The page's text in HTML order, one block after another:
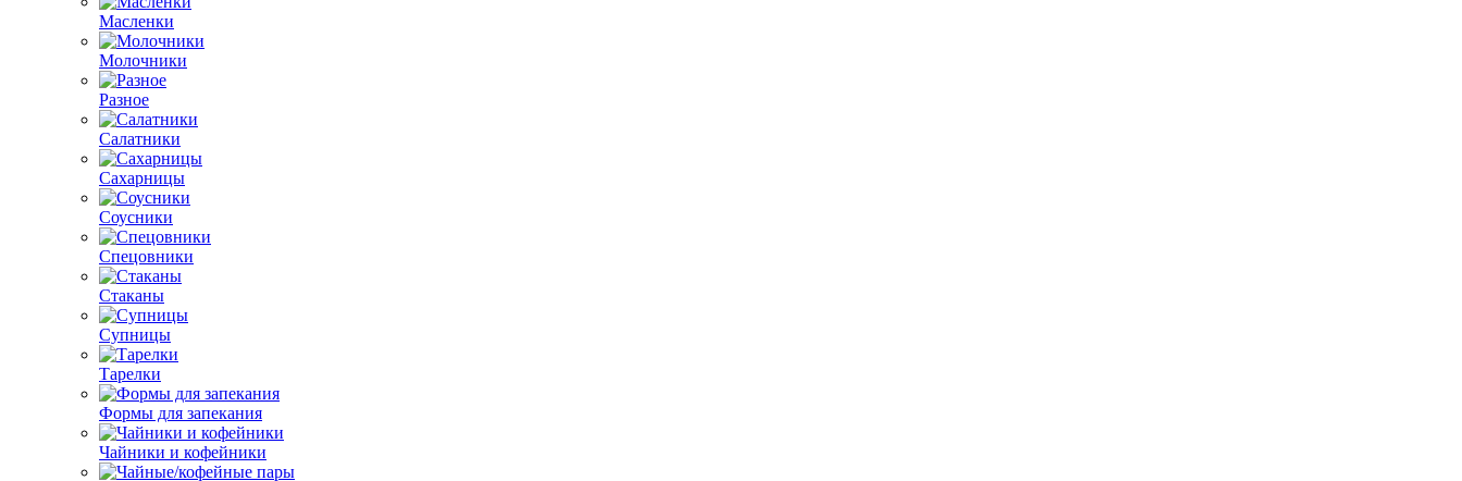
Масленки
Молочники
Разное
Салатники
Сахарницы
Соусники
Спецовники
Стаканы
Супницы
Тарелки
Формы для запекания
Чайники и кофейники